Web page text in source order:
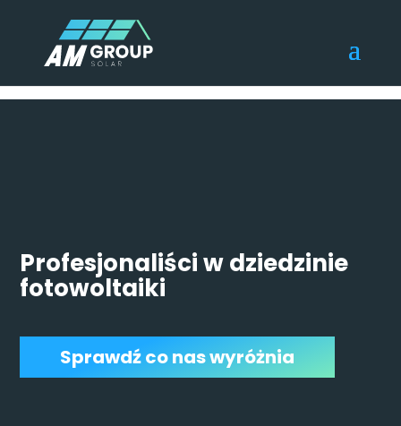
Profesjonaliści w dziedzinie
fotowoltaiki
Sprawdź co nas wyróżnia